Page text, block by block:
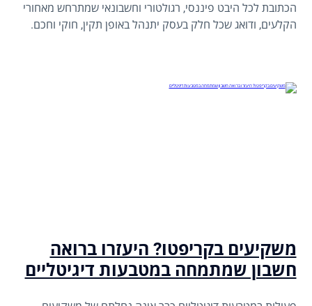
הכתובת לכל היבט פיננסי, רגולטורי וחשבונאי שמתרחש מאחורי
הקלעים, ודואג שכל חלק בעסק יתנהל באופן תקין, חוקי וחכם.
משקיעים בקריפטו? היעזרו ברואה
חשבון שמתמחה במטבעות דיגיטליים